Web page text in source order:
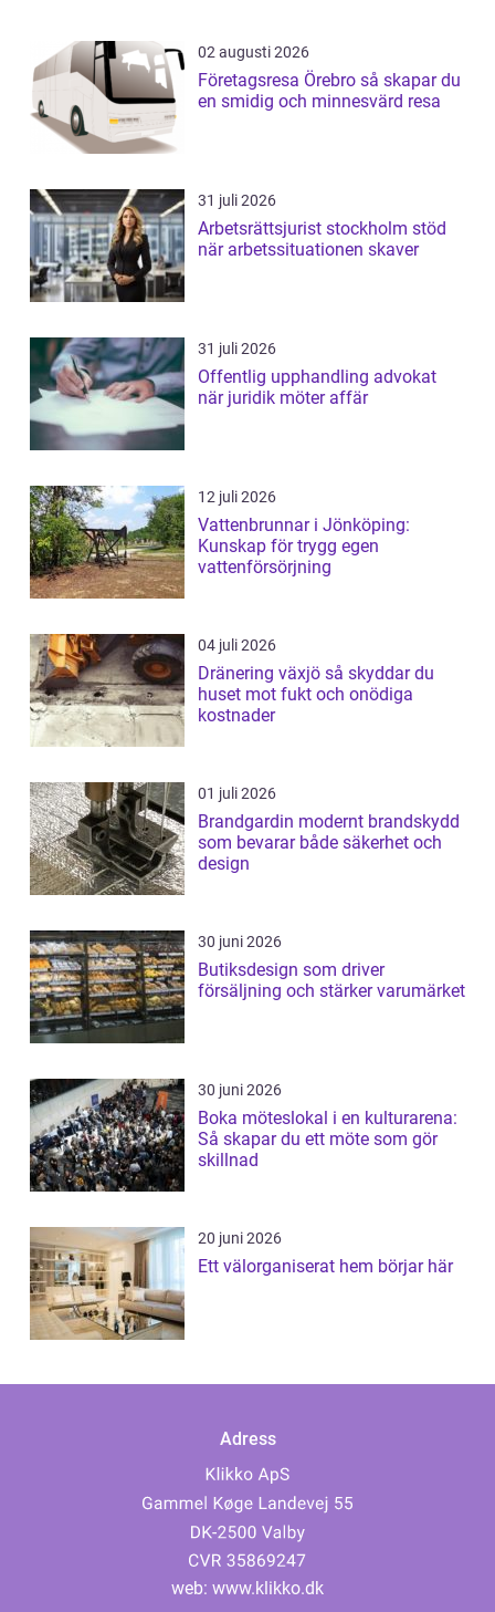
02 augusti 2026
Företagsresa Örebro så skapar du
en smidig och minnesvärd resa
31 juli 2026
Arbetsrättsjurist stockholm stöd
när arbetssituationen skaver
31 juli 2026
Offentlig upphandling advokat
när juridik möter affär
12 juli 2026
Vattenbrunnar i Jönköping:
Kunskap för trygg egen
vattenförsörjning
04 juli 2026
Dränering växjö så skyddar du
huset mot fukt och onödiga
kostnader
01 juli 2026
Brandgardin modernt brandskydd
som bevarar både säkerhet och
design
30 juni 2026
Butiksdesign som driver
försäljning och stärker varumärket
30 juni 2026
Boka möteslokal i en kulturarena:
Så skapar du ett möte som gör
skillnad
20 juni 2026
Ett välorganiserat hem börjar här
Adress
web: www.klikko.dk